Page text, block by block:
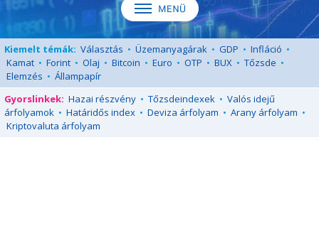
Kiemelt témák: Választás • Üzemanyagárak • GDP • Infláció •
Kamat • Forint • Olaj • Bitcoin • Euro • OTP • BUX • Tőzsde •
Elemzés • Állampapír
Gyorslinkek: Hazai részvény • Tőzsdeindexek • Valós idejű
árfolyamok • Határidős index • Deviza árfolyam • Arany árfolyam •
Kriptovaluta árfolyam